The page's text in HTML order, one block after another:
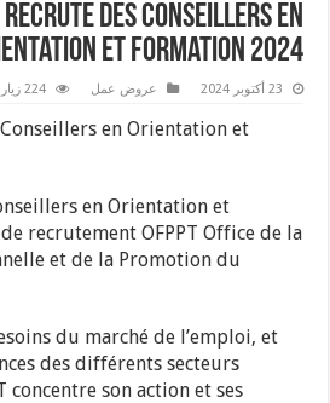
recrute des Conseillers en
et Formation 2024
23 أكتوبر 2024 عروض عمل 224 زيارة
en Orientation et
recrutement OFPPT Office de la
et de la Promotion du
du marché de l’emploi, et
des différents secteurs
concentre son action et ses